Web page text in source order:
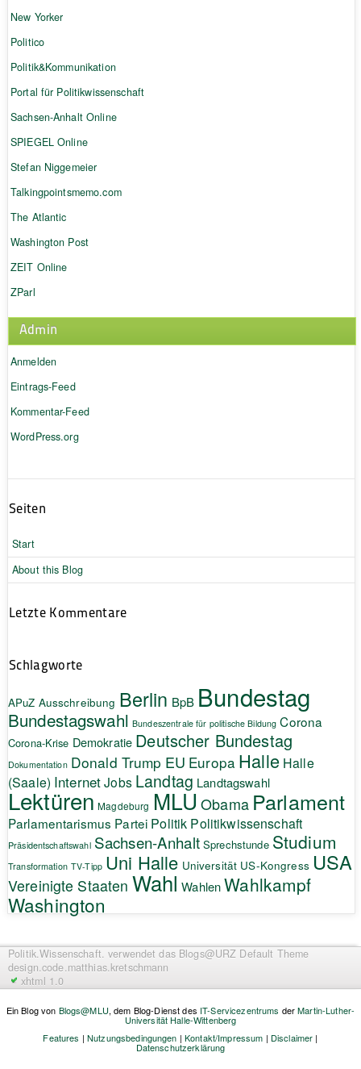
New Yorker
Politico
Politik&Kommunikation
Portal für Politikwissenschaft
Sachsen-Anhalt Online
SPIEGEL Online
Stefan Niggemeier
Talkingpointsmemo.com
The Atlantic
Washington Post
ZEIT Online
ZParl
Admin
Anmelden
Eintrags-Feed
Kommentar-Feed
WordPress.org
Seiten
Start
About this Blog
Letzte Kommentare
Schlagworte
APuZ Ausschreibung Berlin BpB Bundestag
Bundestagswahl Bundeszentrale für politische Bildung Corona
Corona-Krise Demokratie Deutscher Bundestag
Dokumentation Donald Trump EU Europa Halle Halle
(Saale) InternetJobs Landtag Landtagswahl
Lektüren Magdeburg MLU Obama Parlament
Parlamentarismus Partei Politik Politikwissenschaft
Präsidentschaftswahl Sachsen-Anhalt Sprechstunde Studium
Transformation TV-Tipp Uni Halle Universität US-Kongress USA
Vereinigte Staaten Wahl Wahlen Wahlkampf
Washington
Politik.Wissenschaft. verwendet das Blogs@URZ Default Theme
design.code.matthias.kretschmann
xhtml 1.0
Ein Blog von Blogs@MLU, dem Blog-Dienst des IT-Servicezentrums derMartin-Luther-
Universität Halle-Wittenberg
Features | Nutzungsbedingungen |Kontakt/Impressum | Disclaimer |
Datenschutzerklärung